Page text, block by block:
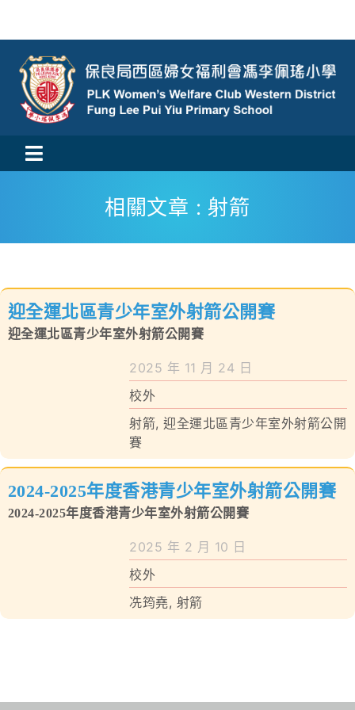
content
Toggle
Navigation
校風及學生支援
聯絡我們
相關文章 : 射箭
迎全運北區青少年室外射箭公開賽
迎全運北區青少年室外射箭公開賽
2025 年 11 月 24 日
校外
射箭,迎全運北區青少年室外射箭公開
賽
2024-2025年度香港青少年室外射箭公開賽
2024-2025年度香港青少年室外射箭公開賽
2025 年 2 月 10 日
校外
冼筠堯, 射箭